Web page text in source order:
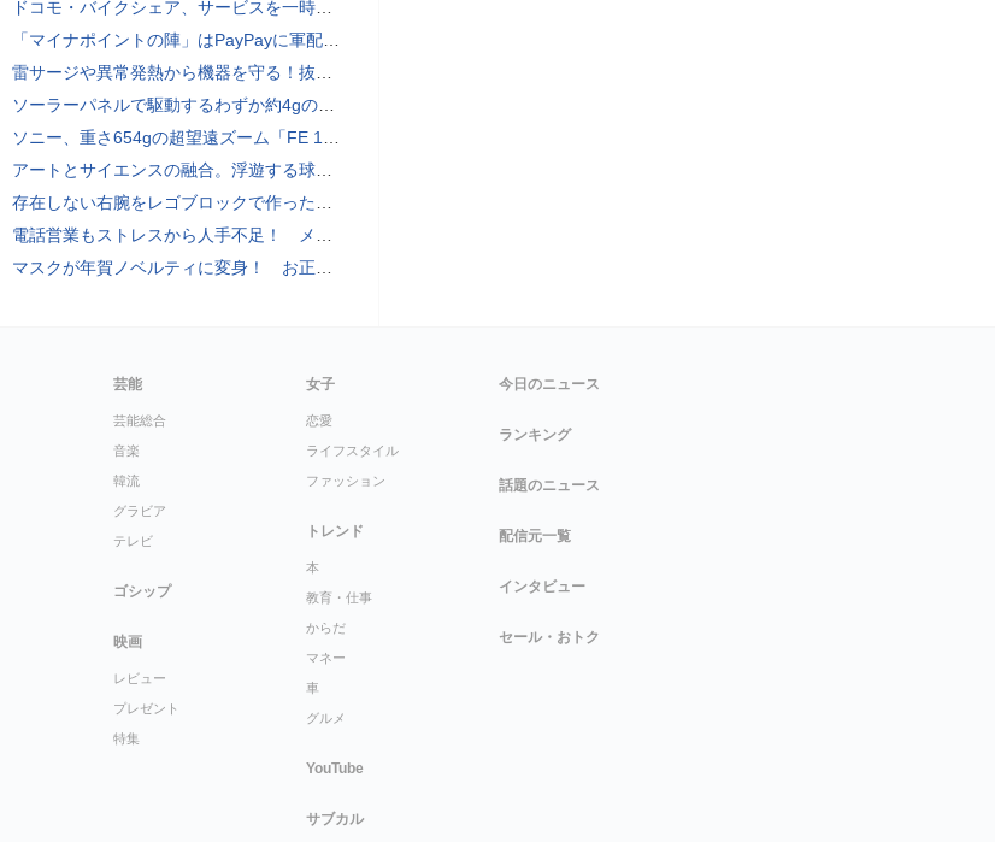
ドコモ・バイクシェア、サービスを一時停止 不具合の復旧が見通せないため
「マイナポイントの陣」はPayPayに軍配！ 燻製できちゃう鍋、グラスドームクッカー
雷サージや異常発熱から機器を守る！抜け止め仕様の3P-2P変換アダプタ
ソーラーパネルで駆動するわずか約4gの超軽量ドローン「CoulombFly」
ソニー、重さ654gの超望遠ズーム「FE 100-400mm F5.6-8 OSS」 実売14万円前後
アートとサイエンスの融合。浮遊する球体インテリア「Buda Ball(ブダボール)」
存在しない右腕をレゴブロックで作った少年ビルダーが登場
電話営業もストレスから人手不足！ メンタルに心配ない会話AI 「Sakura TALK」が営業電話をかける時代がくる
マスクが年賀ノベルティに変身！ お正月特別パッケージの注文受付開始
芸能
芸能総合
音楽
韓流
グラビア
テレビ
ゴシップ
映画
レビュー
プレゼント
特集
女子
恋愛
ライフスタイル
ファッション
トレンド
本
教育・仕事
からだ
マネー
車
グルメ
YouTube
サブカル
今日のニュース
ランキング
話題のニュース
配信元一覧
インタビュー
セール・おトク